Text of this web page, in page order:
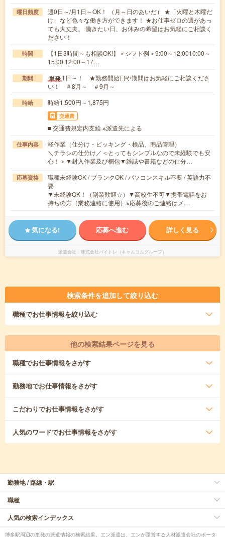
曜日頻度
週0日～/月1日～OK！ （月～日のあいだ） ★「火曜と木曜だ
け」など色々な働き方ができます！ ★お仕事ゼロの週があっ
ても大丈夫。 働きたい日、お休みの希望はお気軽にご相談く
ださい！
時間
【1日3時間～も相談OK!】＜シフト例＞9:00～12:0010:00～
15:00 12:00～17…
期間 単発1日～！ ★勤務開始日や期間はお気軽にご相談くださ
い！ ＃8月～ ＃9月～
時給 時給1,500円～1,875円
交通費
■ 交通費規定内支給 ※派遣先による
仕事内容
軽作業（仕分け・ピッキング・検品、商品管理）
＼チラシの仕分け／＜とってもシンプルなので未経験でも安
心！＞▼封入作業及び梱包▼雑誌や書籍などの仕分…
応募資格
職種未経験OK / ブランクOK / パソコンスキル不要 / 英語力不
要
▼未経験OK！（副業歓迎☆）▼高校生不可▼携帯電話をお
持ちの方（業務連絡に使用）※応募後のご連絡はメ…
気になる! 応募へ進む 詳しく見る
派遣会社 株式会社バイトレ（キャムコムグループ）
検索条件を追加して絞り込む
職種でお仕事情報を絞り込む
他の検索結果ページを見る
職種でお仕事情報をさがす
勤務地でお仕事情報をさがす
こだわりでお仕事情報をさがす
人気のワードでお仕事情報をさがす
勤務地 / 路線・駅
職種
人気の検索インデックス
博多駅周辺の単発の派遣情報の検索結果。エン派遣は、エンが運営する人材派遣会社のポータ